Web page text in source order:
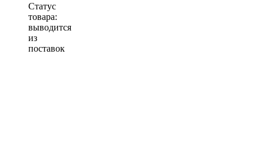
Статус
товара:
выводится
из
поставок